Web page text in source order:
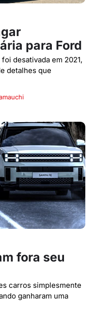
para Ford
desativada em 2021,
detalhes que
fora seu
carros simplesmente
ganharam uma